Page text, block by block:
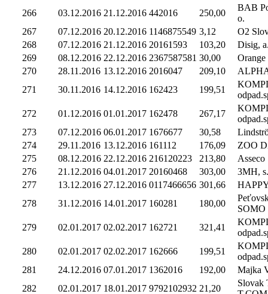
266
03.12.2016 21.12.2016 442016 250,00
BAB
o.
267
07.12.2016 20.12.2016 1146875549 3,12
O2
268
07.12.2016 21.12.2016 20161593 103,20
Disig,
269
08.12.2016 22.12.2016 2367587581 30,00
Orange
270
28.11.2016 13.12.2016 2016047 209,10
271
30.11.2016 14.12.2016 162423 199,51
272
01.12.2016 01.01.2017 162478 267,17
273
07.12.2016 06.01.2017 1676677 30,58
274
29.11.2016 13.12.2016 161112 176,09
ZOO
275
08.12.2016 22.12.2016 216120223 213,80
Asseco
276
21.12.2016 04.01.2017 20160468 303,00
3MH,
277
13.12.2016 27.12.2016 0117466656 301,66
278
31.12.2016 14.01.2017 160281 180,00
SOMO
279
02.01.2017 02.02.2017 162721 321,41
280
02.01.2017 02.02.2017 162666 199,51
281
24.12.2016 07.01.2017 1362016 192,00
Majka
282
02.01.2017 18.01.2017 9792102932 21,20
Slovak